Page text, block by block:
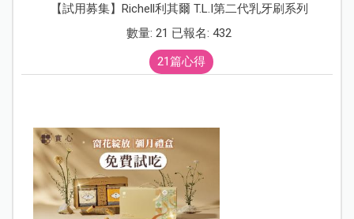
【試用募集】Richell利其爾 T.L.I第二代乳牙刷系列
數量: 21 已報名: 432
21篇心得